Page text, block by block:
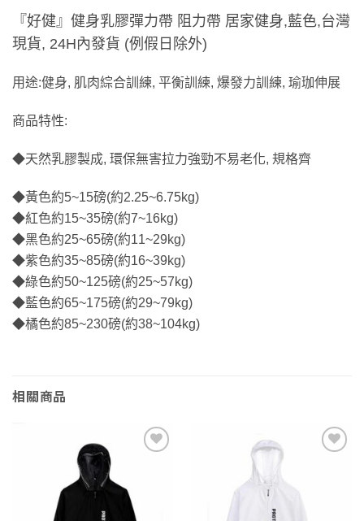
『好健』健身乳膠彈力帶 阻力帶 居家健身,藍色,台灣
現貨, 24H內發貨 (例假日除外)
用途:健身, 肌肉綜合訓練, 平衡訓練, 爆發力訓練, 瑜珈伸展
商品特性:
◆天然乳膠製成, 環保無害拉力強勁不易老化, 規格齊
◆黃色約5~15磅(約2.25~6.75kg)
◆紅色約15~35磅(約7~16kg)
◆黑色約25~65磅(約11~29kg)
◆紫色約35~85磅(約16~39kg)
◆綠色約50~125磅(約25~57kg)
◆藍色約65~175磅(約29~79kg)
◆橘色約85~230磅(約38~104kg)
相關商品